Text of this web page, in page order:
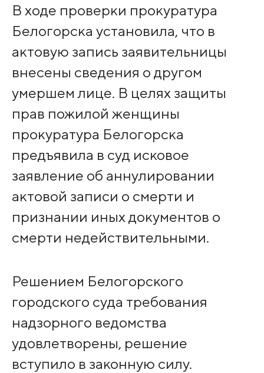
В ходе проверки прокуратура
Белогорска установила, что в
актовую запись заявительницы
внесены сведения о другом
умершем лице. В целях защиты
прав пожилой женщины
прокуратура Белогорска
предъявила в суд исковое
заявление об аннулировании
актовой записи о смерти и
признании иных документов о
смерти недействительными.
Решением Белогорского
городского суда требования
надзорного ведомства
удовлетворены, решение
вступило в законную силу.